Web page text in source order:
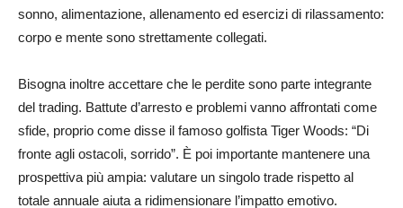
sonno, alimentazione, allenamento ed esercizi di rilassamento:
corpo e mente sono strettamente collegati.
Bisogna inoltre accettare che le perdite sono parte integrante
del trading. Battute d’arresto e problemi vanno affrontati come
sfide, proprio come disse il famoso golfista Tiger Woods: “Di
fronte agli ostacoli, sorrido”. È poi importante mantenere una
prospettiva più ampia: valutare un singolo trade rispetto al
totale annuale aiuta a ridimensionare l’impatto emotivo.